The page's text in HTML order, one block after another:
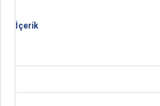
İçerik